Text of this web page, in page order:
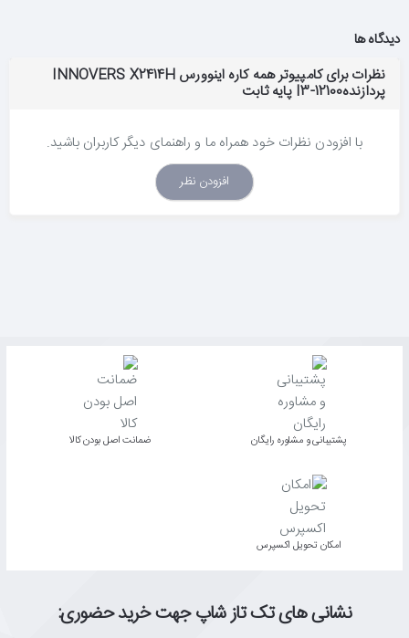
دیدگاه ها
نظرات برای کامپیوتر همه کاره اینوورس INNOVERS X2414H
پردازندهI3-12100 پایه ثابت
با افزودن نظرات خود همراه ما و راهنمای دیگر کاربران باشید.
افزودن نظر
پشتیبانی و مشاوره رایگان ﺿﻤﺎﻧﺖ اﺻﻞ ﺑﻮدن ﮐﺎﻟﺎ
اﻣﮑﺎن ﺗﺤﻮﯾﻞ اﮐﺴﭙﺮس
نشانی های تک تاز شاپ جهت خرید حضوری: